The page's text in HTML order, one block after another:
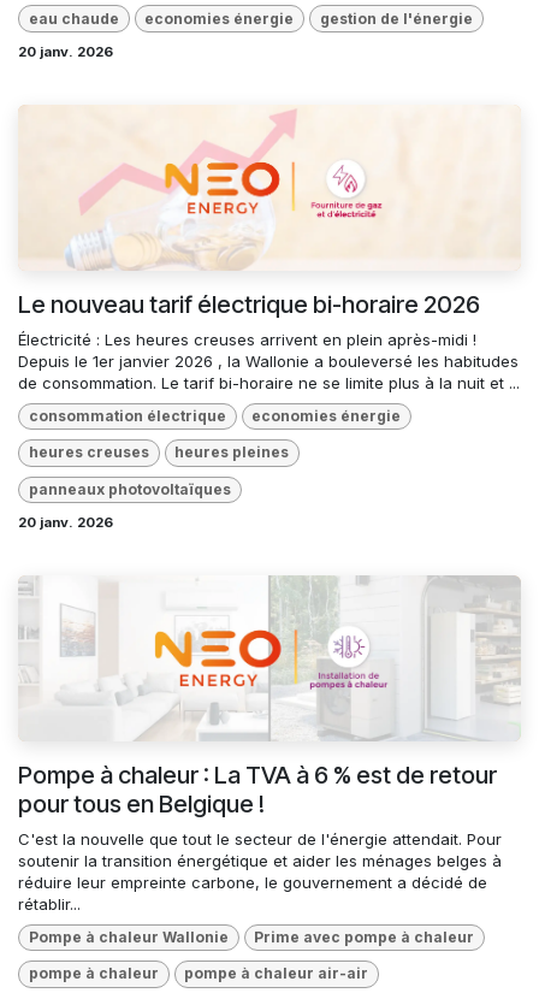
eau chaude economies énergie gestion de l'énergie
20 janv. 2026
Le nouveau tarif électrique bi-horaire 2026
Électricité : Les heures creuses arrivent en plein après-midi !
Depuis le 1er janvier 2026 , la Wallonie a bouleversé les habitudes
de consommation. Le tarif bi-horaire ne se limite plus à la nuit et ...
consommation électrique economies énergie
heures creuses heures pleines
panneaux photovoltaïques
20 janv. 2026
Pompe à chaleur : La TVA à 6 % est de retour
pour tous en Belgique !
C'est la nouvelle que tout le secteur de l'énergie attendait. Pour
soutenir la transition énergétique et aider les ménages belges à
réduire leur empreinte carbone, le gouvernement a décidé de
rétablir...
Pompe à chaleur Wallonie Prime avec pompe à chaleur
pompe à chaleur pompe à chaleur air-air